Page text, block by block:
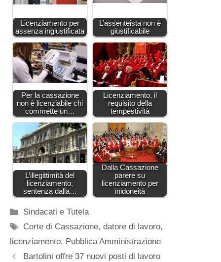
Licenziamento per
assenza ingiustificata
L’assenteista non è
giustificabile
Per la cassazione
non è licenziabile chi
commette un…
Licenziamento, il
requisito della
tempestività
L’illegittimità del
licenziamento,
sentenza dalla…
Dalla Cassazione
parere su
licenziamento per
inidoneità
Categorie
Sindacati e Tutela
Tag
Corte di Cassazione,datore di lavoro,
licenziamento, Pubblica Amministrazione
Bartolini offre 37 nuovi posti di lavoro